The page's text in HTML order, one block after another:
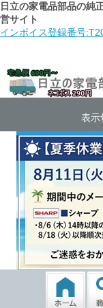
日立の家電品部品の
営サイト
インボイス登録番号
表示